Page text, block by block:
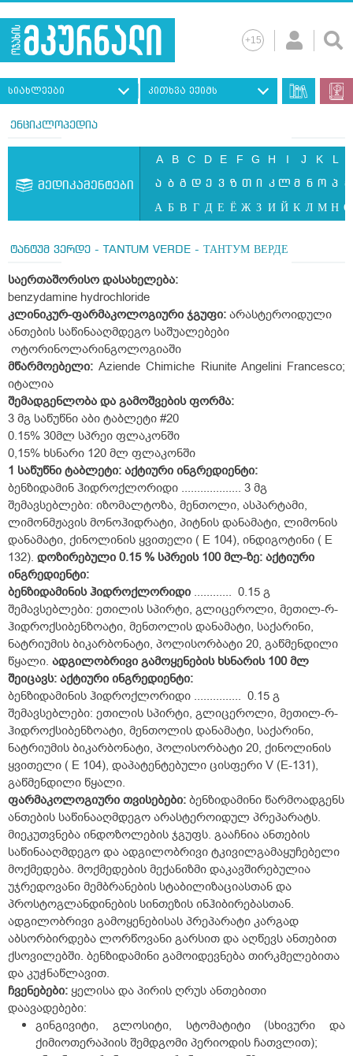
სიახლეები კითხვა ექიმს
ენციკლოპედია
მედიკამენტები
A B C D E F G H I J K L
ა ბ გ დ ე ვ ზ თ ი კ ლ მ ნ ო პ ჟ
А Б В Г Д Е Ё Ж З И Й К Л М Н О
ტანტუმ ვერდე - TANTUM VERDE - ТАНТУМ ВЕРДЕ
საერთაშორისო დასახელება:
benzydamine hydrochloride
კლინიკურ-ფარმაკოლოგიური ჯგუფი: არასტეროიდული
ანთების საწინააღმდეგო საშუალებები
ოტორინოლარინგოლოგიაში
მწარმოებელი: Aziende Chimiche Riunite Angelini Francesco;
იტალია
შემადგენლობა და გამოშვების ფორმა:
3 მგ საწუწნი აბი ტაბლეტი #20
0.15% 30მლ სპრეი ფლაკონში
0,15% ხსნარი 120 მლ ფლაკონში
1 საწუწნი ტაბლეტი: აქტიური ინგრედიენტი:
ბენზიდამინ ჰიდროქლორიდი ................... 3 მგ
შემავსებლები: იზომალტოზა, მენთოლი, ასპარტამი,
ლიმონმჟავის მონოჰიდრატი, პიტნის დანამატი, ლიმონის
დანამატი, ქინოლინის ყვითელი ( E 104), ინდიგოტინი ( E
132). დოზირებული 0.15 % სპრეის100მლ-ზე: აქტიური
ინგრედიენტი:
ბენზიდამინის ჰიდროქლორიდი ............ 0.15 გ
შემავსებლები: ეთილის სპირტი, გლიცეროლი, მეთილ-რ-
ჰიდროქსიბენზოატი, მენთოლის დანამატი, საქარინი,
ნატრიუმის ბიკარბონატი, პოლისორბატი 20, გაწმენდილი
წყალი. ადგილობრივი გამოყენების ხსნარის100მლ
შეიცავს: აქტიური ინგრედიენტი:
ბენზიდამინის ჰიდროქლორიდი ............... 0.15 გ
შემავსებლები: ეთილის სპირტი, გლიცეროლი, მეთილ-რ-
ჰიდროქსიბენზოატი, მენთოლის დანამატი, საქარინი,
ნატრიუმის ბიკარბონატი, პოლისორბატი 20, ქინოლინის
ყვითელი ( E 104), დაპატენტებული ცისფერი V (E-131),
გაწმენდილი წყალი.
ფარმაკოლოგიური თვისებები: ბენზიდამინი წარმოადგენს
ანთების საწინააღმდეგო არასტეროიდულ პრეპარატს.
მიეკუთვნება ინდოზოლების ჯგუფს. გააჩნია ანთების
საწინააღმდეგო და ადგილობრივი ტკივილგამაყუჩებელი
მოქმედება. მოქმედების მექანიზმი დაკავშირებულია
უჯრედოვანი მემბრანების სტაბილიზაციასთან და
პროსტოგლანდინების სინთეზის ინჰიბირებასთან.
ადგილობრივი გამოყენებისას პრეპარატი კარგად
აბსორბირდება ლორწოვანი გარსით და აღწევს ანთებით
ქსოვილებში. ბენზიდამინი გამოიდევნება თირკმელებითა
და კუჭნაწლავით.
ჩვენებები: ყელისა და პირის ღრუს ანთებითი
დაავადებები:
გინგივიტი, გლოსიტი, სტომატიტი (სხივური და
ქიმიოთერაპიის შემდგომი პერიოდის ჩათვლით);